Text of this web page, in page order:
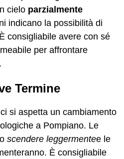
cielo parzialmente
indicano la possibilità di
consigliabile avere con sé
per affrontare
Termine
si aspetta un cambiamento
a Pompiano. Le
scendere leggermentee le
È consigliabile